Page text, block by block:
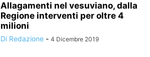
Allagamenti nel vesuviano, dalla
Regione interventi per oltre 4
milioni
Di Redazione - 4 Dicembre 2019